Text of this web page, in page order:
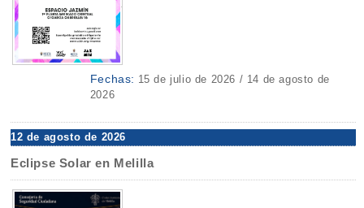
Fechas: 15 de julio de 2026 / 14 de agosto de
2026
12 de agosto de 2026
Eclipse Solar en Melilla